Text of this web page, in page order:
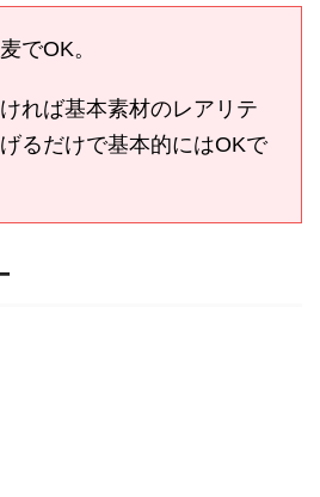
でOK。
れば基本素材のレアリテ
るだけで基本的にはOKで